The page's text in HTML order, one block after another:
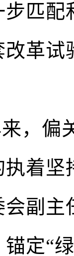
步匹配
改革试
，偏
执着坚
会副主
锚定“